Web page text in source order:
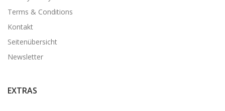
Terms & Conditions
Kontakt
Seitenübersicht
Newsletter
EXTRAS